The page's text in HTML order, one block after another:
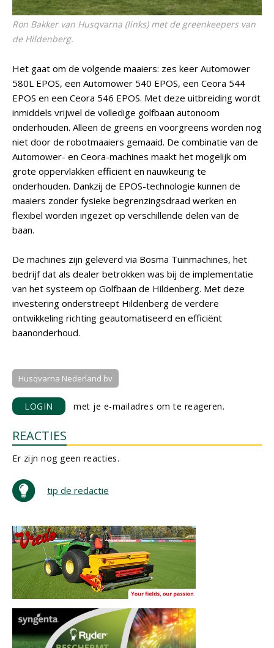
Ron Bakker van Husqvarna (links) met de greenkeepers van
de Hildenberg.
Het gaat om de volgende maaiers: zes keer Automower
580L EPOS, een Automower 540 EPOS, een Ceora 544
EPOS en een Ceora 546 EPOS. Met deze uitbreiding wordt
inmiddels vrijwel de volledige golfbaan autonoom
onderhouden. Alleen de greens en voorgreens worden nog
niet door de robotmaaiers gemaaid. De combinatie van de
Automower- en Ceora-machines maakt het mogelijk om
grote oppervlakken efficiënt en nauwkeurig te
onderhouden. Dankzij de EPOS-technologie kunnen de
maaiers zonder fysieke begrenzingsdraad werken en
flexibel worden ingezet op verschillende delen van de
baan.
De machines zijn geleverd via Bosma Tuinmachines, het
bedrijf dat als dealer betrokken was bij de implementatie
van het systeem op Golfbaan de Hildenberg. Met deze
investering onderstreept Hildenberg de verdere
ontwikkeling richting geautomatiseerd en efficiënt
baanonderhoud.
Husqvarna Nederland bv
LOGIN met je e-mailadres om te reageren.
REACTIES
Er zijn nog geen reacties.
tip de redactie